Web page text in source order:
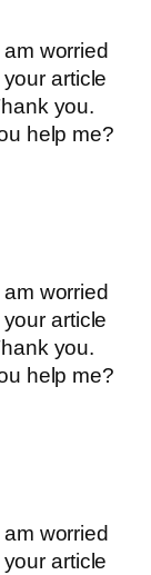
worried
article
you.
help me?
worried
article
you.
help me?
worried
article